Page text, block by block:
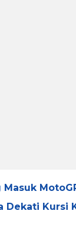
Masuk
Dekati Kursi